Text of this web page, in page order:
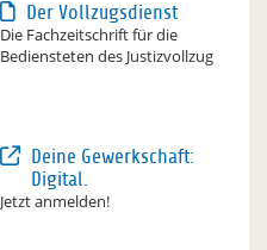
Der Vollzugsdienst
Die Fachzeitschrift für die
Bediensteten des Justizvollzug
Deine Gewerkschaft:
Digital.
Jetzt anmelden!